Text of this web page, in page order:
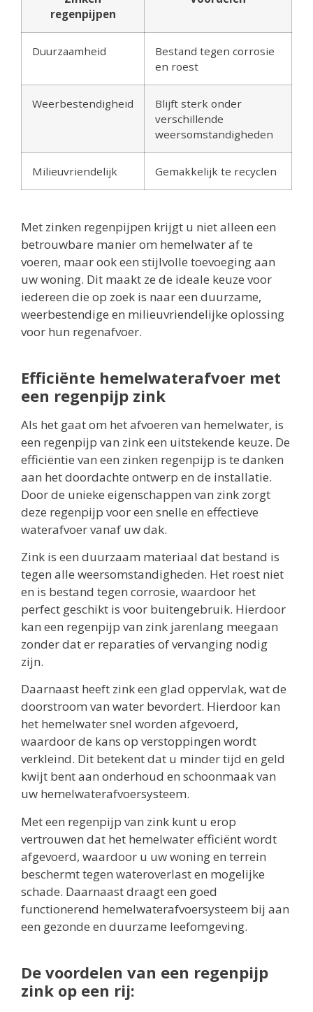
regenpijpen
Duurzaamheid
Bestand tegen corrosie
en roest
Weerbestendigheid
Blijft sterk onder
verschillende
weersomstandigheden
Milieuvriendelijk Gemakkelijk te recyclen
Met zinken regenpijpen krijgt u niet alleen een
betrouwbare manier om hemelwater af te
voeren, maar ook een stijlvolle toevoeging aan
uw woning. Dit maakt ze de ideale keuze voor
iedereen die op zoek is naar een duurzame,
weerbestendige en milieuvriendelijke oplossing
voor hun regenafvoer.
Efficiënte hemelwaterafvoer met
een regenpijp zink
Als het gaat om het afvoeren van hemelwater, is
een regenpijp van zink een uitstekende keuze. De
efficiëntie van een zinken regenpijp is te danken
aan het doordachte ontwerp en de installatie.
Door de unieke eigenschappen van zink zorgt
deze regenpijp voor een snelle en effectieve
waterafvoer vanaf uw dak.
Zink is een duurzaam materiaal dat bestand is
tegen alle weersomstandigheden. Het roest niet
en is bestand tegen corrosie, waardoor het
perfect geschikt is voor buitengebruik. Hierdoor
kan een regenpijp van zink jarenlang meegaan
zonder dat er reparaties of vervanging nodig
zijn.
Daarnaast heeft zink een glad oppervlak, wat de
doorstroom van water bevordert. Hierdoor kan
het hemelwater snel worden afgevoerd,
waardoor de kans op verstoppingen wordt
verkleind. Dit betekent dat u minder tijd en geld
kwijt bent aan onderhoud en schoonmaak van
uw hemelwaterafvoersysteem.
Met een regenpijp van zink kunt u erop
vertrouwen dat het hemelwater efficiënt wordt
afgevoerd, waardoor u uw woning en terrein
beschermt tegen wateroverlast en mogelijke
schade. Daarnaast draagt een goed
functionerend hemelwaterafvoersysteem bij aan
een gezonde en duurzame leefomgeving.
De voordelen van een regenpijp
zink op een rij: